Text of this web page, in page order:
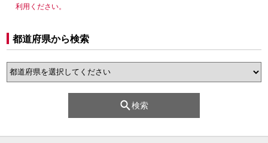
利用ください。
都道府県から検索
検索